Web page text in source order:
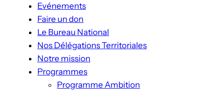
Evénements
Faire un don
Le Bureau National
Nos Délégations Territoriales
Notre mission
Programmes
Programme Ambition